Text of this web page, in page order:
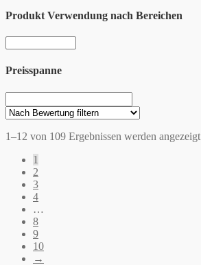
Produkt Verwendung nach Bereichen
Preisspanne
1–12 von 109 Ergebnissen werden angezeigt
1
2
3
4
…
8
9
10
→